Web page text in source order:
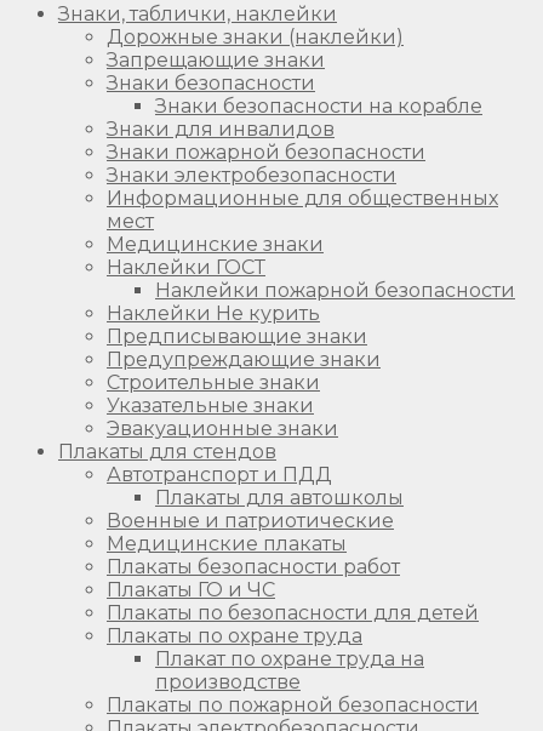
Знаки, таблички, наклейки
Дорожные знаки (наклейки)
Запрещающие знаки
Знаки безопасности
Знаки безопасности на корабле
Знаки для инвалидов
Знаки пожарной безопасности
Знаки электробезопасности
Информационные для общественных
мест
Медицинские знаки
Наклейки ГОСТ
Наклейки пожарной безопасности
Наклейки Не курить
Предписывающие знаки
Предупреждающие знаки
Строительные знаки
Указательные знаки
Эвакуационные знаки
Плакаты для стендов
Автотранспорт и ПДД
Плакаты для автошколы
Военные и патриотические
Медицинские плакаты
Плакаты безопасности работ
Плакаты ГО и ЧС
Плакаты по безопасности для детей
Плакаты по охране труда
Плакат по охране труда на
производстве
Плакаты по пожарной безопасности